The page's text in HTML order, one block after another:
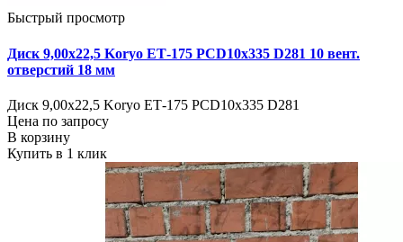
Быстрый просмотр
Диск 9,00х22,5 Koryo ЕТ-175 PCD10x335 D281 10 вент.
отверстий 18 мм
Диск 9,00х22,5 Koryo ЕТ-175 PCD10x335 D281
Цена по запросу
В корзину
Купить в 1 клик